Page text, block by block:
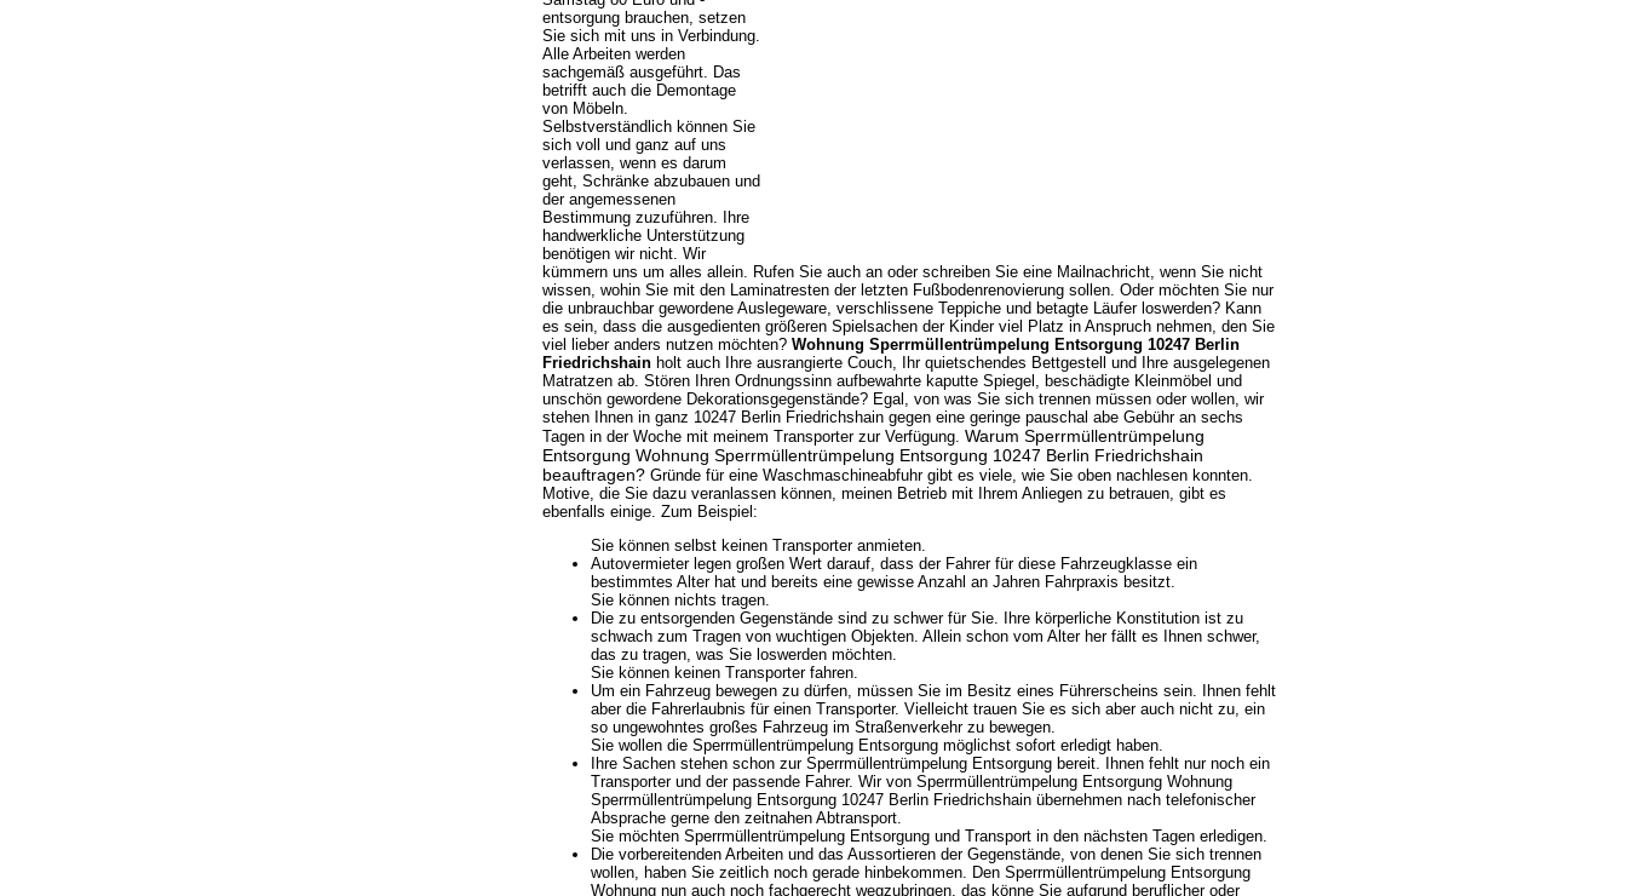
entsorgung brauchen, setzen
Sie sich mit uns in Verbindung.
Alle Arbeiten werden
sachgemäß ausgeführt. Das
betrifft auch die Demontage
von Möbeln.
Selbstverständlich können Sie
sich voll und ganz auf uns
verlassen, wenn es darum
geht, Schränke abzubauen und
der angemessenen
Bestimmung zuzuführen. Ihre
handwerkliche Unterstützung
benötigen wir nicht. Wir
kümmern uns um alles allein. Rufen Sie auch an oder schreiben Sie eine Mailnachricht, wenn Sie nicht
wissen, wohin Sie mit den Laminatresten der letzten Fußbodenrenovierung sollen. Oder möchten Sie nur
die unbrauchbar gewordene Auslegeware, verschlissene Teppiche und betagte Läufer loswerden? Kann
es sein, dass die ausgedienten größeren Spielsachen der Kinder viel Platz in Anspruch nehmen, den Sie
viel lieber anders nutzen möchten? Wohnung Sperrmüllentrümpelung Entsorgung 10247 Berlin
Friedrichshain holt auch Ihre ausrangierte Couch, Ihr quietschendes Bettgestell und Ihre ausgelegenen
Matratzen ab. Stören Ihren Ordnungssinn aufbewahrte kaputte Spiegel, beschädigte Kleinmöbel und
unschön gewordene Dekorationsgegenstände? Egal, von was Sie sich trennen müssen oder wollen, wir
stehen Ihnen in ganz 10247 Berlin Friedrichshain gegen eine geringe pauschal abe Gebühr an sechs
Tagen in der Woche mit meinem Transporter zur Verfügung. Warum Sperrmüllentrümpelung
Entsorgung Wohnung Sperrmüllentrümpelung Entsorgung 10247 Berlin Friedrichshain
beauftragen? Gründe für eine Waschmaschineabfuhr gibt es viele, wie Sie oben nachlesen konnten.
Motive, die Sie dazu veranlassen können, meinen Betrieb mit Ihrem Anliegen zu betrauen, gibt es
ebenfalls einige. Zum Beispiel:
Sie können selbst keinen Transporter anmieten.
Autovermieter legen großen Wert darauf, dass der Fahrer für diese Fahrzeugklasse ein
bestimmtes Alter hat und bereits eine gewisse Anzahl an Jahren Fahrpraxis besitzt.
Sie können nichts tragen.
Die zu entsorgenden Gegenstände sind zu schwer für Sie. Ihre körperliche Konstitution ist zu
schwach zum Tragen von wuchtigen Objekten. Allein schon vom Alter her fällt es Ihnen schwer,
das zu tragen, was Sie loswerden möchten.
Sie können keinen Transporter fahren.
Um ein Fahrzeug bewegen zu dürfen, müssen Sie im Besitz eines Führerscheins sein. Ihnen fehlt
aber die Fahrerlaubnis für einen Transporter. Vielleicht trauen Sie es sich aber auch nicht zu, ein
so ungewohntes großes Fahrzeug im Straßenverkehr zu bewegen.
Sie wollen die Sperrmüllentrümpelung Entsorgung möglichst sofort erledigt haben.
Ihre Sachen stehen schon zur Sperrmüllentrümpelung Entsorgung bereit. Ihnen fehlt nur noch ein
Transporter und der passende Fahrer. Wir von Sperrmüllentrümpelung Entsorgung Wohnung
Sperrmüllentrümpelung Entsorgung 10247 Berlin Friedrichshain übernehmen nach telefonischer
Absprache gerne den zeitnahen Abtransport.
Sie möchten Sperrmüllentrümpelung Entsorgung und Transport in den nächsten Tagen erledigen.
Die vorbereitenden Arbeiten und das Aussortieren der Gegenstände, von denen Sie sich trennen
wollen, haben Sie zeitlich noch gerade hinbekommen. Den Sperrmüllentrümpelung Entsorgung
Wohnung nun auch noch fachgerecht wegzubringen, das könne Sie aufgrund beruflicher oder